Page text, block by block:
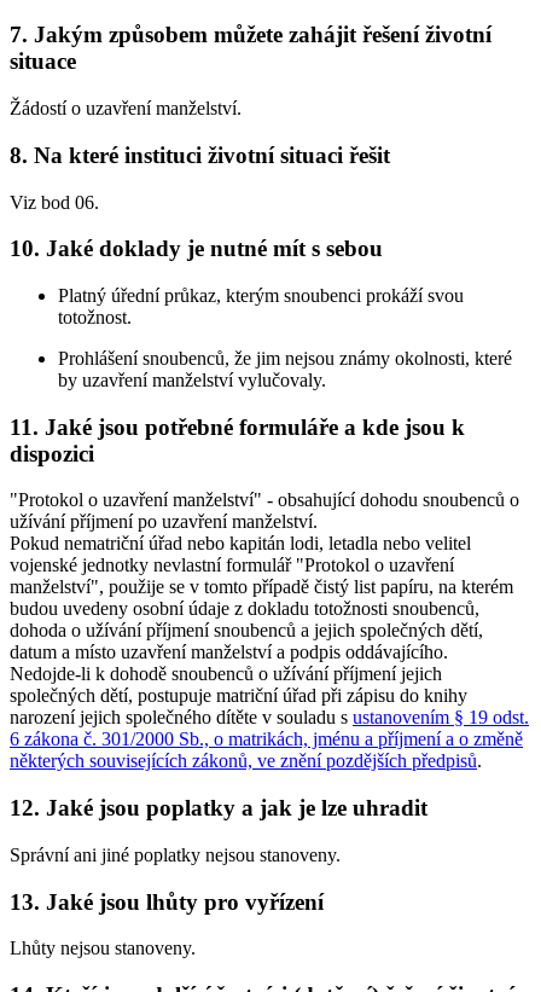
7. Jakým způsobem můžete zahájit řešení životní
situace
Žádostí o uzavření manželství.
8. Na které instituci životní situaci řešit
Viz bod 06.
10. Jaké doklady je nutné mít s sebou
Platný úřední průkaz, kterým snoubenci prokáží svou
totožnost.
Prohlášení snoubenců, že jim nejsou známy okolnosti, které
by uzavření manželství vylučovaly.
11. Jaké jsou potřebné formuláře a kde jsou k
dispozici
"Protokol o uzavření manželství" - obsahující dohodu snoubenců o
užívání příjmení po uzavření manželství.
Pokud nematriční úřad nebo kapitán lodi, letadla nebo velitel
vojenské jednotky nevlastní formulář "Protokol o uzavření
manželství", použije se v tomto případě čistý list papíru, na kterém
budou uvedeny osobní údaje z dokladu totožnosti snoubenců,
dohoda o užívání příjmení snoubenců a jejich společných dětí,
datum a místo uzavření manželství a podpis oddávajícího.
Nedojde-li k dohodě snoubenců o užívání příjmení jejich
společných dětí, postupuje matriční úřad při zápisu do knihy
narození jejich společného dítěte v souladu s ustanovením § 19 odst.
6 zákona č. 301/2000 Sb., o matrikách, jménu a příjmení a o změně
některých souvisejících zákonů, ve znění pozdějších předpisů.
12. Jaké jsou poplatky a jak je lze uhradit
Správní ani jiné poplatky nejsou stanoveny.
13. Jaké jsou lhůty pro vyřízení
Lhůty nejsou stanoveny.